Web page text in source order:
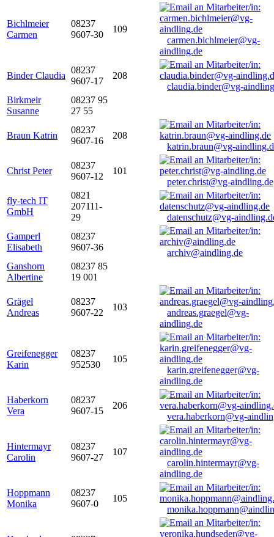
Bichlmeier
Carmen
08237
9607-30
109
carmen.bichlmeier@vg-
aindling.de
Binder Claudia
08237
9607-17
208
claudia.binder@vg-
Birkmeir
Susanne
08237 95
27 55
Braun Katrin
08237
9607-16
208
katrin.braun@vg-
Christ Peter
08237
9607-12
101
peter.christ@vg-aindling.de
fly-tech IT
GmbH
0821
207111-
29
datenschutz@vg-
Gamperl
Elisabeth
08237
9607-36
archiv@aindling.de
Ganshorn
Albertine
08237 85
19 001
Grägel
Andreas
08237
9607-22
103
andreas.graegel@vg-
aindling.de
Greifenegger
Karin
08237
952530
105
karin.greifenegger@vg-
aindling.de
Haberkorn
Vera
08237
9607-15
206
vera.haberkorn@vg-
Hintermayr
Carolin
08237
9607-27
107
carolin.hintermayr@vg-
aindling.de
Hoppmann
Monika
08237
9607-0
105